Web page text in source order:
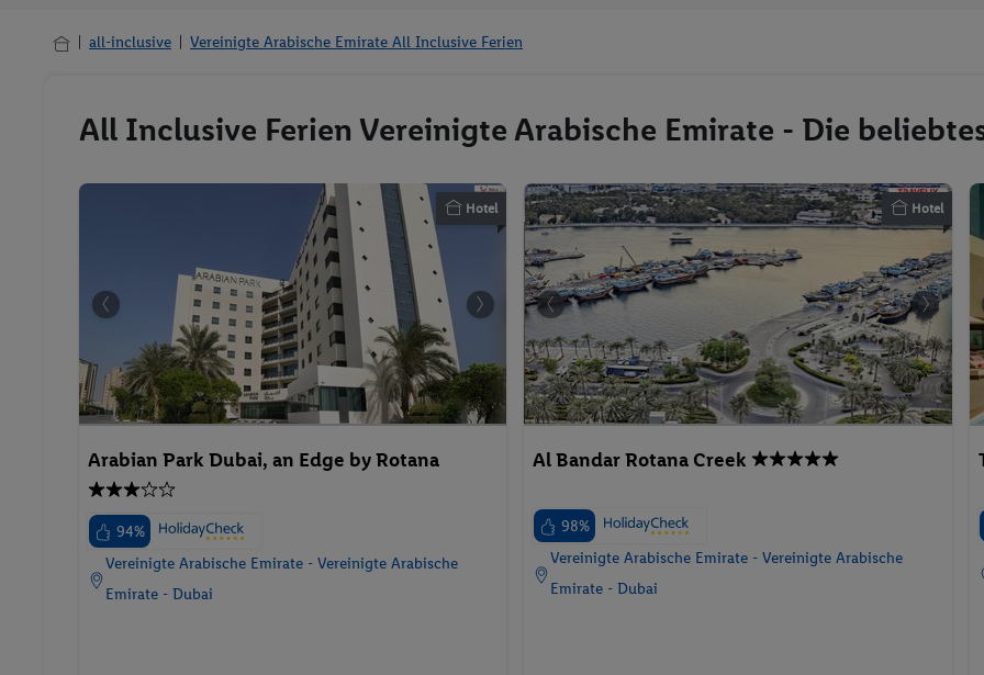
all-inclusive Vereinigte Arabische Emirate All Inclusive Ferien
All Inclusive Ferien Vereinigte Arabische Emirate - Die
Hotel
Arabian Park Dubai, an Edge by Rotana
94%
Vereinigte Arabische Emirate - Vereinigte Arabische
Emirate - Dubai
Hotel
Al Bandar Rotana Creek
98%
Vereinigte Arabische Emirate - Vereinigte Arabische
Emirate - Dubai